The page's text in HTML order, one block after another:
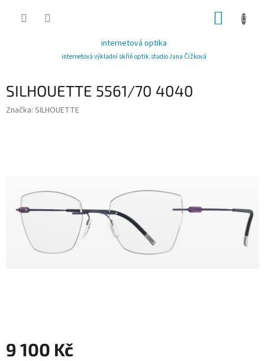
internetová optika
internetová výkladní skříň optik.studio Jana Čížková
SILHOUETTE 5561/70 4040
Značka: SILHOUETTE
9 100 Kč